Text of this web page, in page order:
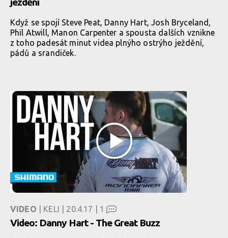
Když se spojí Steve Peat, Danny Hart, Josh Bryceland,
Phil Atwill, Manon Carpenter a spousta dalších vznikne
z toho padesát minut videa plnýho ostrýho ježdění,
pádů a srandiček.
VIDEO | KELI | 20.4.17 | 1
Video: Danny Hart - The Great Buzz